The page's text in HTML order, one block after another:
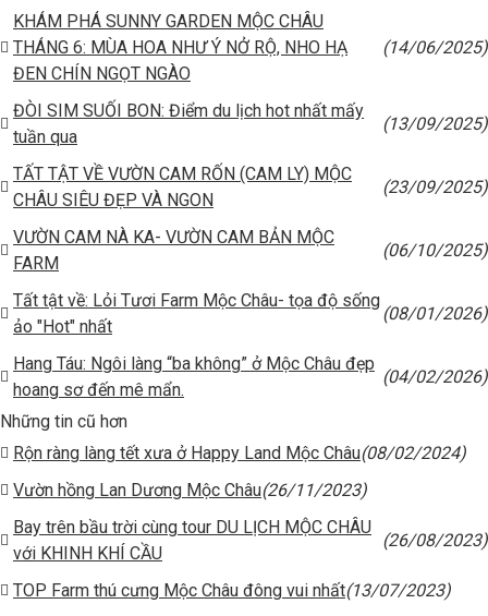
KHÁM PHÁ SUNNY GARDEN MỘC CHÂU
THÁNG 6: MÙA HOA NHƯ Ý NỞ RỘ, NHO HẠ
ĐEN CHÍN NGỌT NGÀO
(14/06/2025)
ĐÒI SIM SUỐI BON: Điểm du lịch hot nhất mấy
tuần qua
(13/09/2025)
TẤT TẬT VỀ VƯỜN CAM RỐN (CAM LY) MỘC
CHÂU SIÊU ĐẸP VÀ NGON
(23/09/2025)
VƯỜN CAM NÀ KA- VƯỜN CAM BẢN MỘC
FARM
(06/10/2025)
Tất tật về: Lỏi Tươi Farm Mộc Châu- tọa độ sống
ảo "Hot" nhất
(08/01/2026)
Hang Táu: Ngôi làng “ba không” ở Mộc Châu đẹp
hoang sơ đến mê mẩn.
(04/02/2026)
Những tin cũ hơn
Rộn ràng làng tết xưa ở Happy Land Mộc Châu(08/02/2024)
Vườn hồng Lan Dương Mộc Châu(26/11/2023)
Bay trên bầu trời cùng tour DU LỊCH MỘC CHÂU
với KHINH KHÍ CẦU
(26/08/2023)
TOP Farm thú cưng Mộc Châu đông vui nhất(13/07/2023)